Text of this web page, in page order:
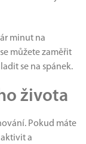
minut na
můžete zaměřit
se na spánek.
života
Pokud máte
a